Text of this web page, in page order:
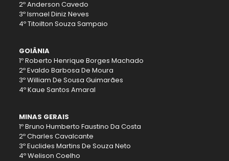
2º Anderson Cavedo
3º Ismael Diniz Neves
4º Titoilton Souza Sampaio
GOIÂNIA
1º Roberto Henrique Borges Machado
2º Evaldo Barbosa De Moura
3º William De Sousa Guimarães
4º Kaue Santos Amaral
MINAS GERAIS
1º Bruno Humberto Faustino Da Costa
2º Charles Cavalcante
3º Euclides Martins De Souza Neto
4º Welison Coelho